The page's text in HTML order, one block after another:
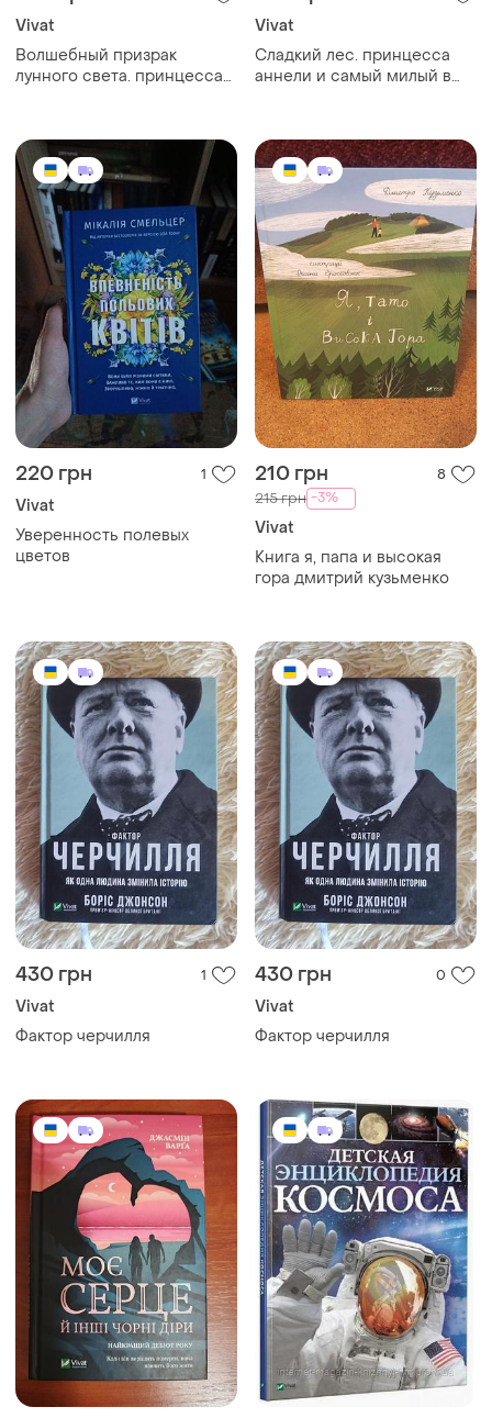
Vivat
Волшебный призрак
лунного света. принцесса
Vivat
Сладкий лес. принцесса
аннели и самый милый в
220 грн 1
Vivat
Уверенность полевых
цветов
210 грн 8
215 грн -3%
Vivat
Книга я, папа и высокая
гора дмитрий кузьменко
430 грн 1
Vivat
Фактор черчилля
430 грн 0
Vivat
Фактор черчилля